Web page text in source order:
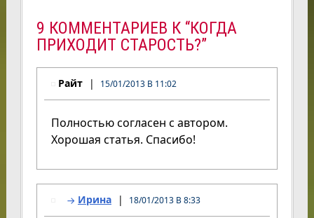
9 КОММЕНТАРИЕВ К “КОГДА
ПРИХОДИТ СТАРОСТЬ?”
Райт 15/01/2013 В 11:02
Полностью согласен с автором.
Хорошая статья. Спасибо!
Ирина 18/01/2013 В 8:33